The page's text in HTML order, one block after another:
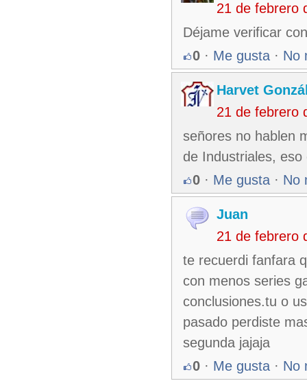
21 de febrero
Déjame verificar
0 · Me gusta · No
Harvet
21 de febrero
señores no hablen
de Industriales,
0 · Me gusta · No
Juan
21 de febrero
te recuerdi fanfara
con menos series
conclusiones.tu o
pasado perdiste
segunda jajaja
0 · Me gusta · No